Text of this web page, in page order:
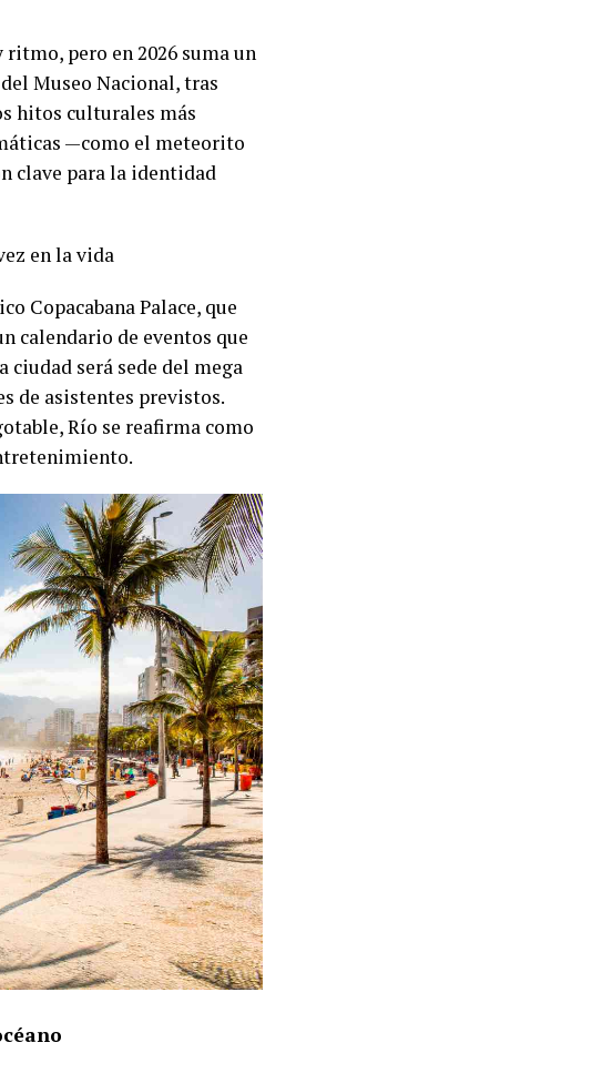
pero en 2026 suma un
Museo Nacional, tras
hitos culturales más
—como el meteorito
clave para la identidad
Copacabana Palace, que
calendario de eventos que
ciudad será sede del mega
de asistentes previstos.
Río se reafirma como